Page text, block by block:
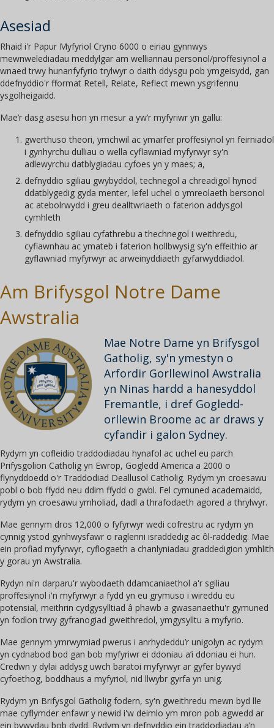
Asesiad
Rhaid i'r Papur Myfyriol Cryno 6000 o eiriau gynnwys
mewnwelediadau meddylgar am welliannau personol/proffesiynol a
wnaed trwy hunanfyfyrio trylwyr o daith ddysgu pob ymgeisydd, gan
ddefnyddio'r fformat Retell, Relate, Reflect mewn ysgrifennu
ysgolheigaidd.
Mae’r dasg asesu hon yn mesur a yw’r myfyriwr yn gallu:
gwerthuso theori, ymchwil ac ymarfer proffesiynol yn feirniadol
i gynhyrchu dulliau o wella cyflawniad myfyrwyr sy'n
adlewyrchu datblygiadau cyfoes yn y maes; a,
defnyddio sgiliau gwybyddol, technegol a chreadigol hynod
ddatblygedig gyda menter, lefel uchel o ymreolaeth bersonol
ac atebolrwydd i greu dealltwriaeth o faterion addysgol
cymhleth
defnyddio sgiliau cyfathrebu a thechnegol i weithredu,
cyfiawnhau ac ymateb i faterion hollbwysig sy'n effeithio ar
gyflawniad myfyrwyr ac arweinyddiaeth gyfarwyddiadol.
Am Brifysgol Notre Dame
Awstralia
Mae Notre Dame yn Brifysgol
Gatholig, sy'n ymestyn o
Arfordir Gorllewinol Awstralia
yn Ninas hardd a hanesyddol
Fremantle, i dref Gogledd-
orllewin Broome ac ar draws y
cyfandir i galon Sydney.
Rydym yn cofleidio traddodiadau hynafol ac uchel eu parch
Prifysgolion Catholig yn Ewrop, Gogledd America a 2000 o
flynyddoedd o'r Traddodiad Deallusol Catholig. Rydym yn croesawu
pobl o bob ffydd neu ddim ffydd o gwbl. Fel cymuned academaidd,
rydym yn croesawu ymholiad, dadl a thrafodaeth agored a thrylwyr.
Mae gennym dros 12,000 o fyfyrwyr wedi cofrestru ac rydym yn
cynnig ystod gynhwysfawr o raglenni israddedig ac ôl-raddedig. Mae
ein profiad myfyrwyr, cyflogaeth a chanlyniadau graddedigion ymhlith
y gorau yn Awstralia.
Rydyn ni'n darparu'r wybodaeth ddamcaniaethol a'r sgiliau
proffesiynol i'n myfyrwyr a fydd yn eu grymuso i wireddu eu
potensial, meithrin cydgysylltiad â phawb a gwasanaethu'r gymuned
yn fodlon trwy gyfranogiad gweithredol, ymgysylltu a myfyrio.
Mae gennym ymrwymiad pwerus i anrhydeddu’r unigolyn ac rydym
yn cydnabod bod gan bob myfyriwr ei ddoniau a’i ddoniau ei hun.
Credwn y dylai addysg uwch baratoi myfyrwyr ar gyfer bywyd
cyfoethog, boddhaus a myfyriol, nid llwybr gyrfa yn unig.
Rydym yn Brifysgol Gatholig fodern, sy'n gweithredu mewn byd lle
mae cyflymder enfawr y newid i'w deimlo ym mron pob agwedd ar
ein bywydau bob dydd. Rydym yn defnyddio ein traddodiadau a’n